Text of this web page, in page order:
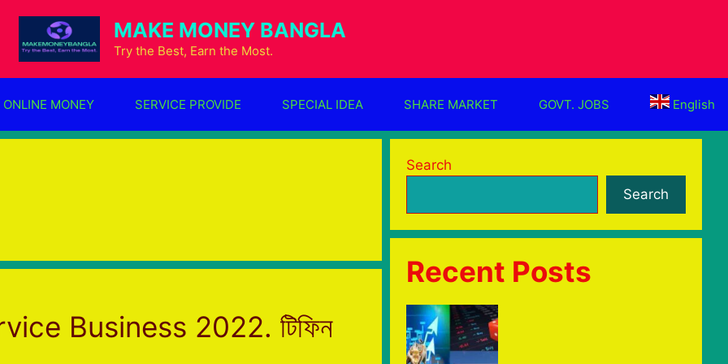
MAKE MONEY BANGLA
Try the Best, Earn the Most.
ONLINE MONEY SERVICE PROVIDE SPECIAL IDEA SHARE MARKET GOVT. JOBS English
Business 2022. টিফিন
Search
Search
Recent Posts